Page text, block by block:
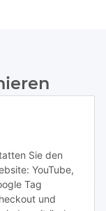
Sie den
YouTube,
Tag
und
widerruflich
Abonnieren